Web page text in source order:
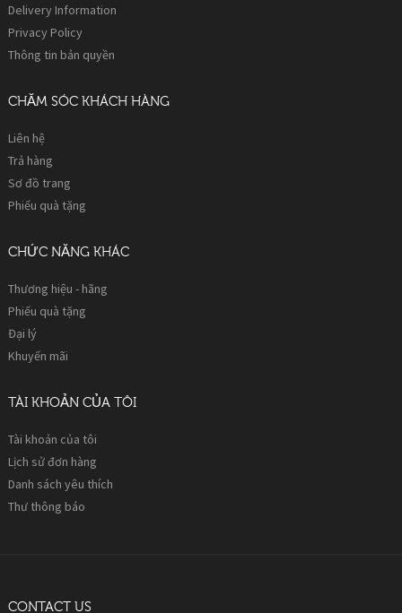
Delivery Information
Privacy Policy
Thông tin bản quyền
CHĂM SÓC KHÁCH HÀNG
Liên hệ
Trả hàng
Sơ đồ trang
Phiếu quà tặng
CHỨC NĂNG KHÁC
Thương hiệu - hãng
Phiếu quà tặng
Đại lý
Khuyến mãi
TÀI KHOẢN CỦA TÔI
Tài khoản của tôi
Lịch sử đơn hàng
Danh sách yêu thích
Thư thông báo
CONTACT US